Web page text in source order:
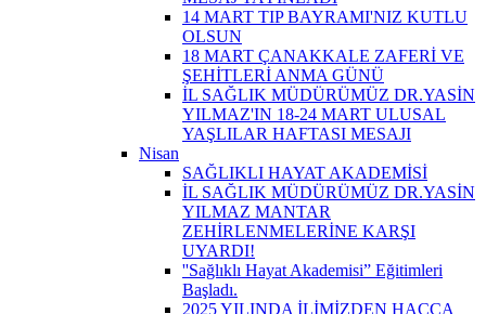
14 MART TIP BAYRAMI'NIZ KUTLU
OLSUN
18 MART ÇANAKKALE ZAFERİ VE
ŞEHİTLERİ ANMA GÜNÜ
İL SAĞLIK MÜDÜRÜMÜZ DR.YASİN
YILMAZ'IN 18-24 MART ULUSAL
YAŞLILAR HAFTASI MESAJI
Nisan
SAĞLIKLI HAYAT AKADEMİSİ
İL SAĞLIK MÜDÜRÜMÜZ DR.YASİN
YILMAZ MANTAR
ZEHİRLENMELERİNE KARŞI
UYARDI!
''Sağlıklı Hayat Akademisi” Eğitimleri
Başladı.
2025 YILINDA İLİMİZDEN HACCA